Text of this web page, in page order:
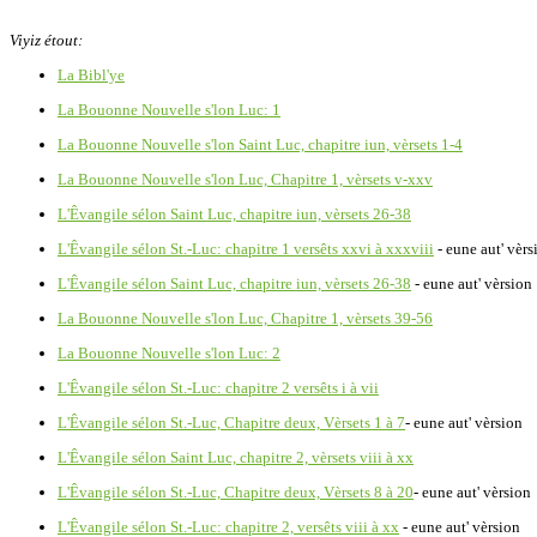
Viyiz étout:
La Bibl'ye
La Bouonne Nouvelle s'lon Luc: 1
La Bouonne Nouvelle s'lon Saint Luc, chapitre iun, vèrsets 1-4
La Bouonne Nouvelle s'lon Luc, Chapitre 1, vèrsets v-xxv
L'Êvangile sélon Saint Luc, chapitre iun, vèrsets 26-38
L'Êvangile sélon St.-Luc: chapitre 1 versêts xxvi à xxxviii - eune aut'
L'Êvangile sélon Saint Luc, chapitre iun, vèrsets 26-38 - eune aut' vèrsion
La Bouonne Nouvelle s'lon Luc, Chapitre 1, vèrsets 39-56
La Bouonne Nouvelle s'lon Luc: 2
L'Êvangile sélon St.-Luc: chapitre 2 versêts i à vii
L'Êvangile sélon St.-Luc, Chapitre deux, Vèrsets 1 à 7- eune aut' vèrsion
L'Êvangile sélon Saint Luc, chapitre 2, vèrsets viii à xx
L'Êvangile sélon St.-Luc, Chapitre deux, Vèrsets 8 à 20- eune aut' vèrsion
L'Êvangile sélon St.-Luc: chapitre 2, versêts viii à xx - eune aut' vèrsion